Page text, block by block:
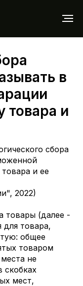
в
товара и
сбора
и ее
2022)
товары (далее -
товара,
общее
товаром
не
скобках
мест,